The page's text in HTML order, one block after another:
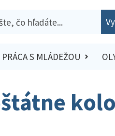
PRÁCA S MLÁDEŽOU
kolo